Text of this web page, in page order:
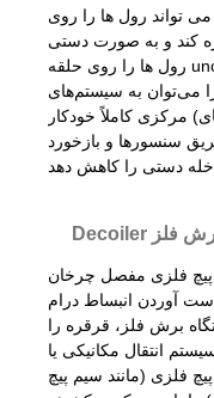
تواند رول ها را روی
کند و به صورت دستی
رول ها را روی حلقه uncoiler با چرخ دستی بارگیری محکم
می‌توان به سیستم‌های
مرکزی کاملاً خودکار (مانند تراز خودکار لبه‌های EPC) مجهز کرد
سنسورها و بازخورد
پیچ فلزی مفصل چرخان
آوردن انبساط درام
برش فلز، قرقره را
انتقال مکانیکی یا
فلزی (مانند سیم پیچ